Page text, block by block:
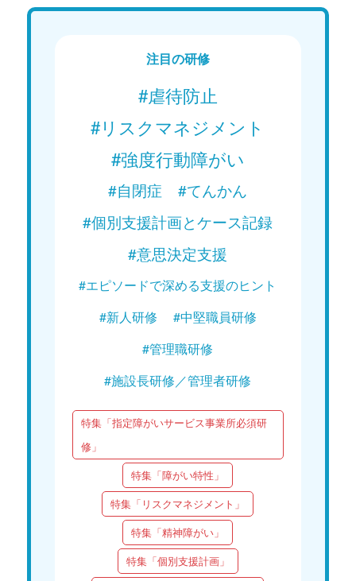
現在
注目の研修
#虐待防止
#リスクマネジメント
#強度行動障がい
#自閉症
#てんかん
#個別支援計画とケース記録
#意思決定支援
#エピソードで深める支援のヒント
#新人研修
#中堅職員研修
#管理職研修
#施設長研修／管理者研修
特集「指定障がいサービス事業所必須研
修」
特集「障がい特性」
特集「リスクマネジメント」
特集「精神障がい」
特集「個別支援計画」